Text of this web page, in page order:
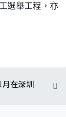
選舉工程，亦
在深圳